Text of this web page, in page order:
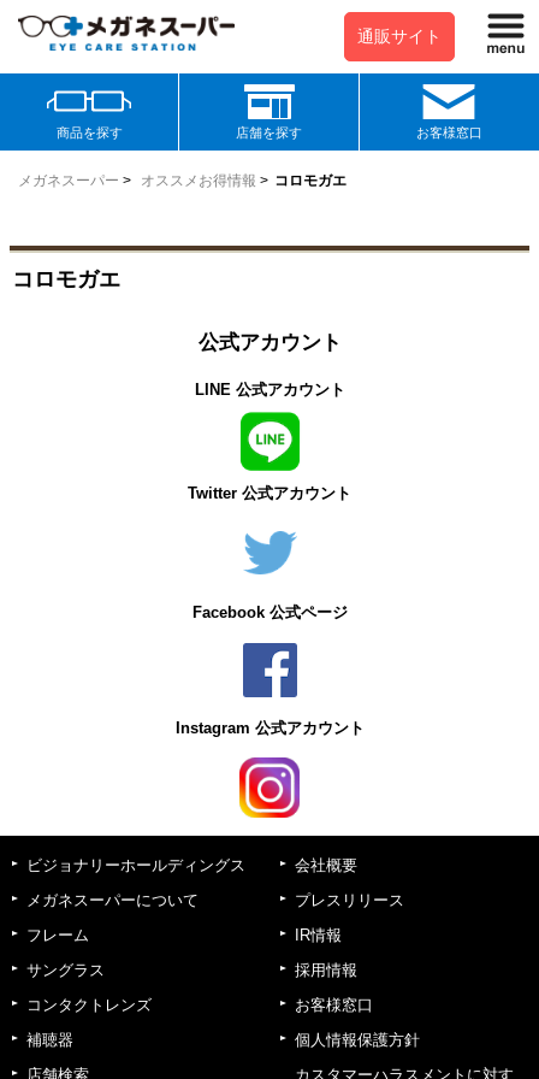
通販サイト
商品を探す 店舗を探す お客様窓口
メガネスーパー > オススメお得情報 > コロモガエ
コロモガエ
公式アカウント
LINE 公式アカウント
Twitter 公式アカウント
Facebook 公式ページ
Instagram 公式アカウント
ビジョナリーホールディングス
メガネスーパーについて
フレーム
サングラス
コンタクトレンズ
補聴器
店舗検索
会社概要
プレスリリース
IR情報
採用情報
お客様窓口
個人情報保護方針
カスタマーハラスメントに対す